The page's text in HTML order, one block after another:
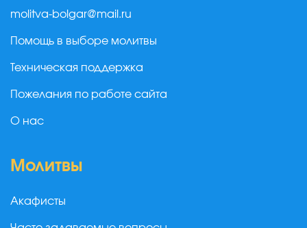
molitva-bolgar@mail.ru
Помощь в выборе молитвы
Техническая поддержка
Пожелания по работе сайта
О нас
Молитвы
Акафисты